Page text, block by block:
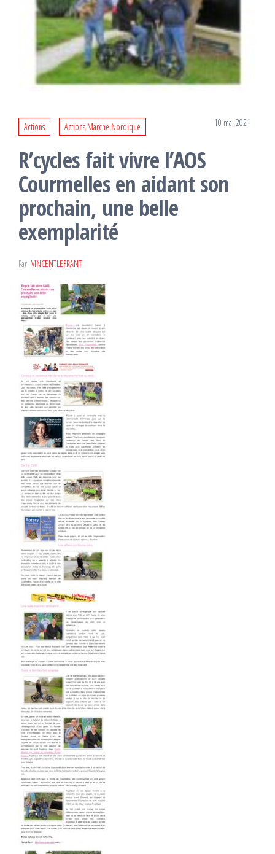
Actions Actions Marche Nordique 10 mai 2021
R’cycles fait vivre l’AOS
Courmelles en aidant son
prochain, une belle
exemplarité
Par VINCENTLEFRANT